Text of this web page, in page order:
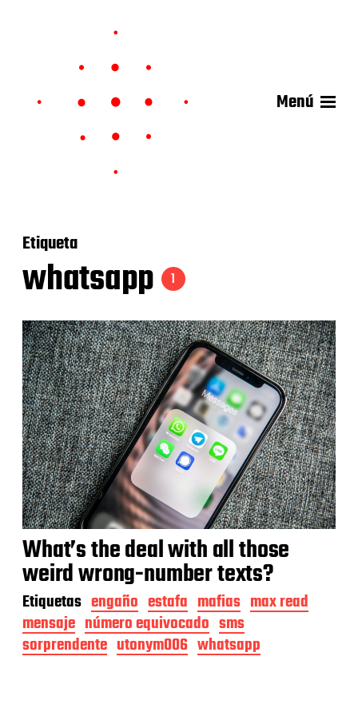
Menú
Etiqueta
whatsapp 1
What’s the deal with all those
weird wrong-number texts?
Etiquetas engaño estafa mafias max read
mensaje número equivocado sms
sorprendente utonym006 whatsapp